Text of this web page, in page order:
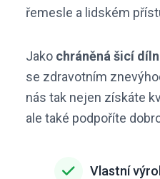
řemesle a lidském
Jako chráněná šicí
se zdravotním
nás tak nejen získáte
ale také podpoříte
Vlastní